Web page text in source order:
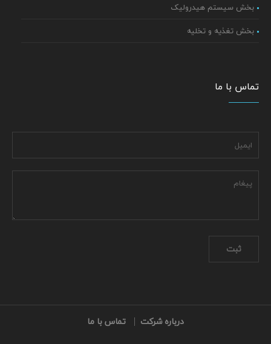
بخش سیستم هیدرولیک
بخش تغذیه و تخلیه
تماس با ما
درباره شرکت تماس با ما